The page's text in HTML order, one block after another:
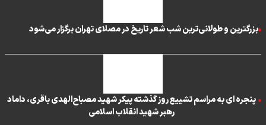
بزرگترین و طولانی‌ترین شب شعر تاریخ در مصلای تهران برگزار می‌شود
پنجره ‌ای به مراسم تشییع روز گذشته پیکر شهید مصباح‌الهدی باقری، داماد
رهبر شهید انقلاب اسلامی